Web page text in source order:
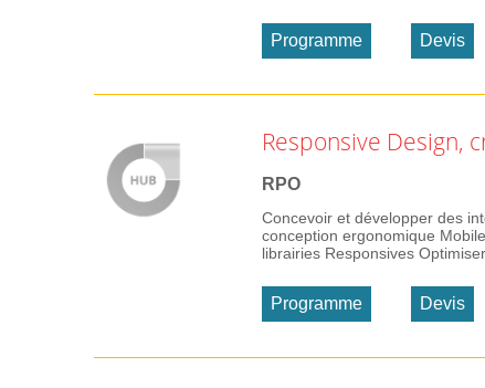
Programme Devis
Responsive Design,
RPO
Concevoir et développer des
conception ergonomique
librairies Responsives
Programme Devis